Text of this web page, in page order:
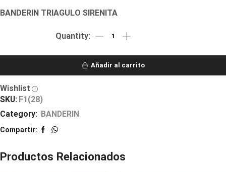
BANDERIN TRIAGULO SIRENITA
Añadir al carrito
Wishlist
SKU: F1(28)
Category: BANDERIN
Compartir:
Productos Relacionados